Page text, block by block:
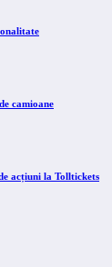
camioane
acțiuni la Tolltickets